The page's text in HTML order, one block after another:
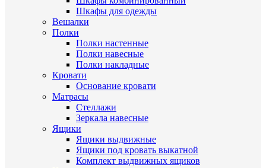
Шкафы для одежды
Вешалки
Полки
Полки настенные
Полки навесные
Полки накладные
Кровати
Основание кровати
Матрасы
Стеллажи
Зеркала навесные
Ящики
Ящики выдвижные
Ящики под кровать выкатной
Комплект выдвижных ящиков